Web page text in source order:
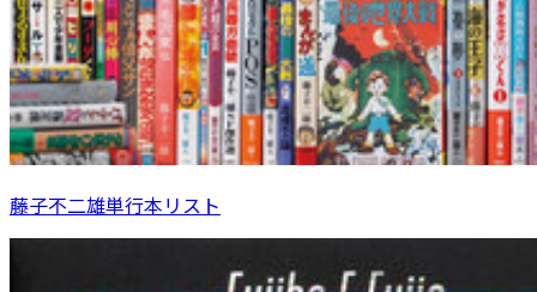
藤子不二雄単行本リスト